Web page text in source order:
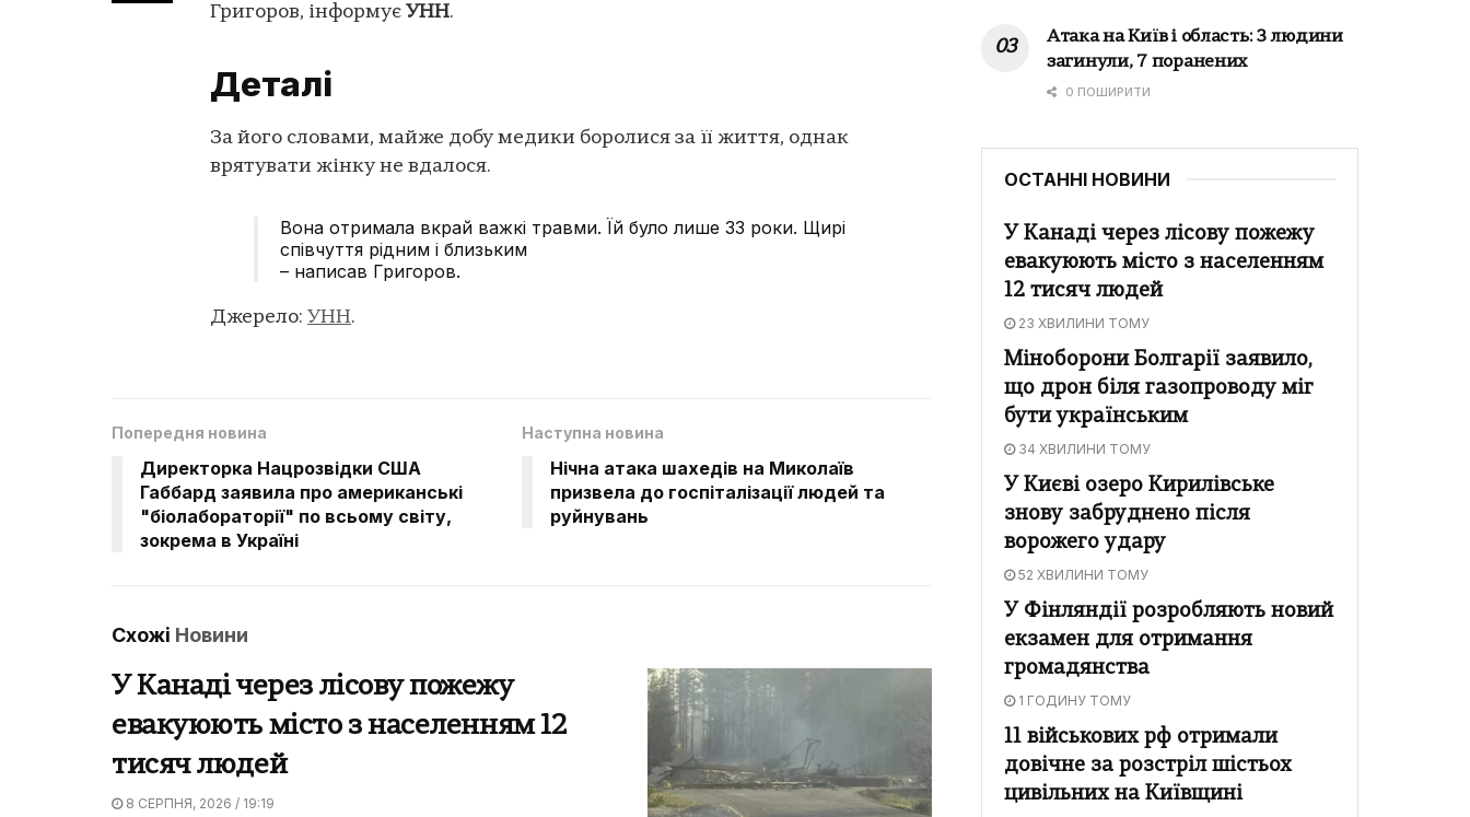
Григоров, інформує УНН.
Деталі
За його словами, майже добу медики боролися за її життя, однак
врятувати жінку не вдалося.
Вона отримала вкрай важкі травми. Їй було лише 33 роки. Щирі
співчуття рідним і близьким
– написав Григоров.
Джерело: УНН.
Попередня новина
Директорка Нацрозвідки США
Габбард заявила про американські
"біолабораторії" по всьому світу,
зокрема в Україні
Наступна новина
Нічна атака шахедів на Миколаїв
призвела до госпіталізації людей та
руйнувань
Схожі Новини
У Канаді через лісову пожежу
евакуюють місто з населенням 12
тисяч людей
8 СЕРПНЯ, 2026 / 19:19
Атака на Київ і область: 3 людини
загинули, 7 поранених
0 ПОШИРИТИ
ОСТАННІ НОВИНИ
У Канаді через лісову пожежу
евакуюють місто з населенням
12 тисяч людей
23 ХВИЛИНИ ТОМУ
Міноборони Болгарії заявило,
що дрон біля газопроводу міг
бути українським
34 ХВИЛИНИ ТОМУ
У Києві озеро Кирилівське
знову забруднено після
ворожего удару
52 ХВИЛИНИ ТОМУ
У Фінляндії розробляють новий
екзамен для отримання
громадянства
1 ГОДИНУ ТОМУ
11 військових рф отримали
довічне за розстріл шістьох
цивільних на Київщині